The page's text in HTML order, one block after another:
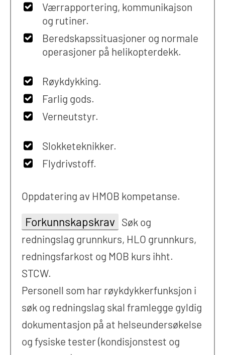
Værrapportering, kommunikajson
og rutiner.
Beredskapssituasjoner og normale
operasjoner på helikopterdekk.
Røykdykking.
Farlig gods.
Verneutstyr.
Slokketeknikker.
Flydrivstoff.
Oppdatering av HMOB kompetanse.
Forkunnskapskrav Søk og
redningslag grunnkurs, HLO grunnkurs,
redningsfarkost og MOB kurs ihht.
STCW.
Personell som har røykdykkerfunksjon i
søk og redningslag skal framlegge gyldig
dokumentasjon på at helseundersøkelse
og fysiske tester (kondisjonstest og